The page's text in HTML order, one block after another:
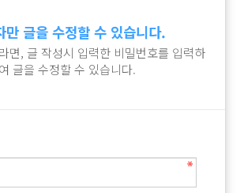
만 글을 수정할 수 있습니다.
면, 글 작성시 입력한 비밀번호를 입력하
여 글을 수정할 수 있습니다.